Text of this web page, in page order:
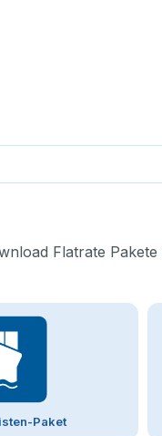
Flatrate Pakete
Paket